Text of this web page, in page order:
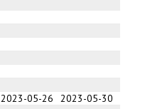
2023-05-26
2023-05-30